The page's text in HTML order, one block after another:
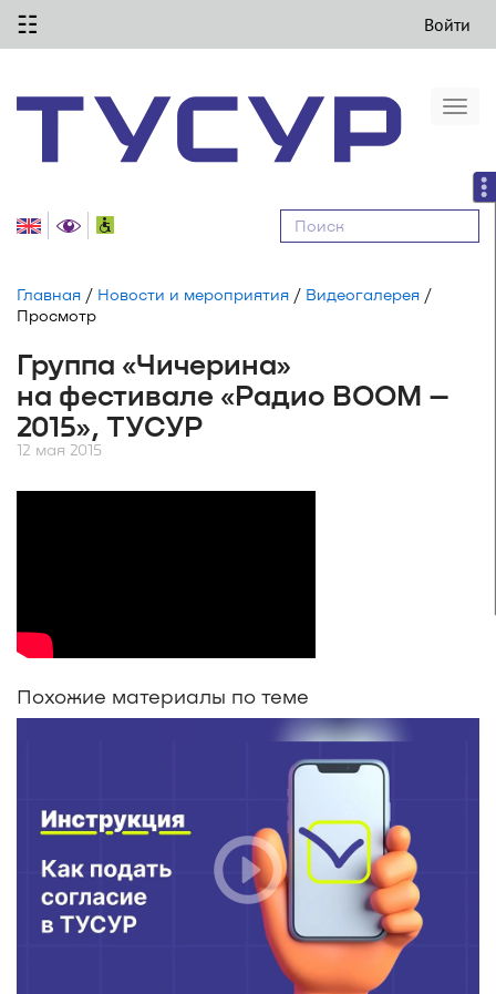
☷ Войти
Главная / Новости и мероприятия / Видеогалерея /
Просмотр
Группа «Чичерина»
на фестивале «Радио BOOM –
2015», ТУСУР
12 мая 2015
Похожие материалы по теме